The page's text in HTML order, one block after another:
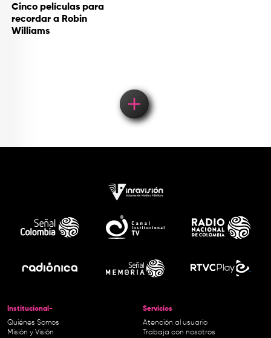
Cinco películas para
recordar a Robin
Williams
Institucional-
Quiénes Somos
Misión y Visión
Servicios
Atención al usuario
Trabaja con nosotros